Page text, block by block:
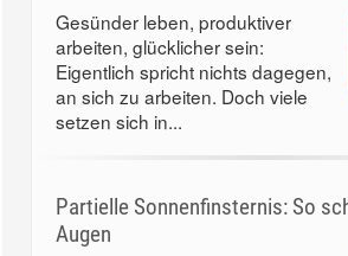
Gesünder leben, produktiver
arbeiten, glücklicher sein:
Eigentlich spricht nichts dagegen,
an sich zu arbeiten. Doch viele
setzen sich in...
Partielle Sonnenfinsternis: So
Augen